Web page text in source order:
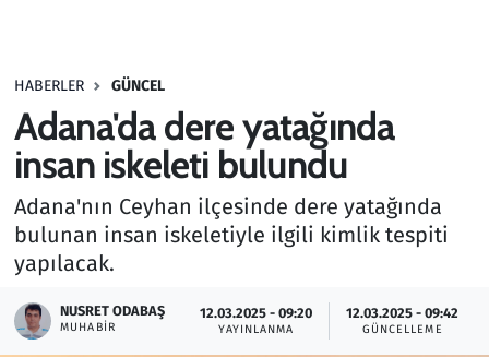
HABERLER GÜNCEL
Adana'da dere yatağında
insan iskeleti bulundu
Adana'nın Ceyhan ilçesinde dere yatağında
bulunan insan iskeletiyle ilgili kimlik tespiti
yapılacak.
NUSRET ODABAŞ
MUHABIR
12.03.2025 - 09:20
YAYINLANMA
12.03.2025 - 09:42
GÜNCELLEME
Haber
Kültür Sanat
Kurumsal Haberler
Lezzet Durağı
Memur ve Kamu